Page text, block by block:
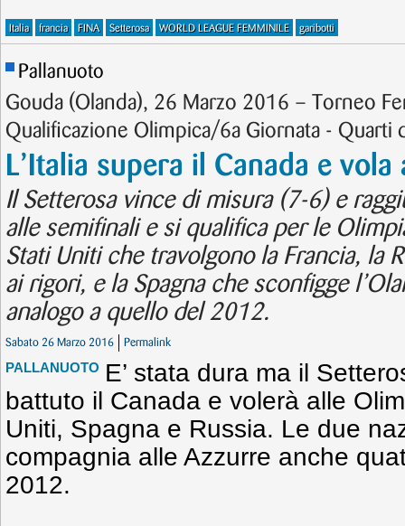
Italia francia FINA Setterosa WORLD LEAGUE FEMMINILE garibotti
Pallanuoto
Gouda (Olanda), 26 Marzo 2016 – Torneo
Qualificazione Olimpica/6a Giornata - Quarti
L’Italia supera il Canada e vola
Il Setterosa vince di misura (7-6) e
alle semifinali e si qualifica per le
Stati Uniti che travolgono la Francia, la
ai rigori, e la Spagna che sconfigge
analogo a quello del 2012.
Sabato 26 Marzo 2016 Permalink
PALLANUOTO E’ stata dura ma il
battuto il Canada e volerà alle
Uniti, Spagna e Russia. Le due
compagnia alle Azzurre anche
2012.